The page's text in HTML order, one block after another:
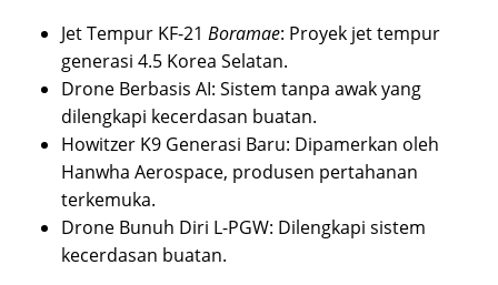
Jet Tempur KF-21 Boramae: Proyek jet tempur
generasi 4.5 Korea Selatan.
Drone Berbasis AI: Sistem tanpa awak yang
dilengkapi kecerdasan buatan.
Howitzer K9 Generasi Baru: Dipamerkan oleh
Hanwha Aerospace, produsen pertahanan
terkemuka.
Drone Bunuh Diri L-PGW: Dilengkapi sistem
kecerdasan buatan.